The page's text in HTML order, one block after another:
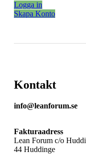
Logga in
Skapa Konto
Kontakt
info@leanforum.se
Fakturaadress
Lean Forum c/o
44 Huddinge